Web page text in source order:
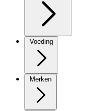
Voeding
Merken